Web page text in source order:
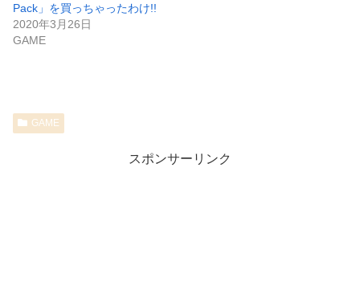
Pack」を買っちゃったわけ!!
2020年3月26日
GAME
GAME
スポンサーリンク